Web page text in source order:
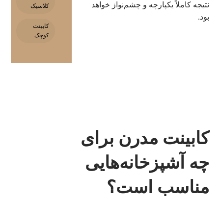
نتیجه کاملاً یکپارچه و چشم‌نواز خواهد
بود.
کابینت مدرن برای
چه آشپزخانه‌هایی
مناسب است؟
کلاسیک
کابینت
کوچک